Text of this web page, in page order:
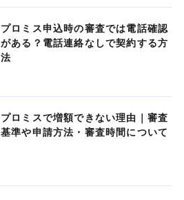
プロミス申込時の審査では電話確認
がある？電話連絡なしで契約する方
法
プロミスで増額できない理由｜審査
基準や申請方法・審査時間について